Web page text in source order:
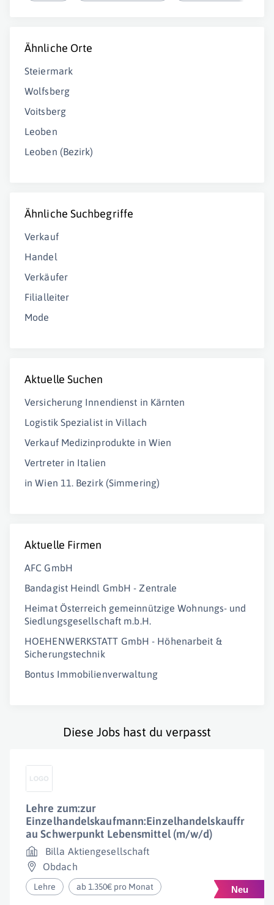
Ähnliche Orte
Steiermark
Wolfsberg
Voitsberg
Leoben
Leoben (Bezirk)
Ähnliche Suchbegriffe
Verkauf
Handel
Verkäufer
Filialleiter
Mode
Aktuelle Suchen
Versicherung Innendienst in Kärnten
Logistik Spezialist in Villach
Verkauf Medizinprodukte in Wien
Vertreter in Italien
in Wien 11. Bezirk (Simmering)
Aktuelle Firmen
AFC GmbH
Bandagist Heindl GmbH - Zentrale
Heimat Österreich gemeinnützige Wohnungs- und
Siedlungsgesellschaft m.b.H.
HOEHENWERKSTATT GmbH - Höhenarbeit &
Sicherungstechnik
Bontus Immobilienverwaltung
Diese Jobs hast du verpasst
Lehre zum:zur
Einzelhandelskaufmann:Einzelhandelskauffr
au Schwerpunkt Lebensmittel (m/w/d)
Billa Aktiengesellschaft
Obdach
Lehre ab 1.350€ pro Monat